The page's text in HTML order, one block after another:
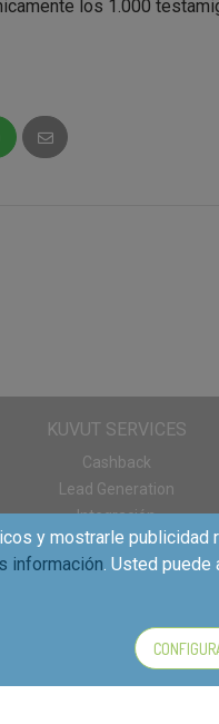
los 1.000
con quién vais a
KUVUT SERVICES
Cashback
Lead Generation
Integración
Panel de consumo
Descargas App
y mostrarle
información. Usted puede